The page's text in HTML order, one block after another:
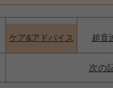
ケア&アドバイス 超音
次の